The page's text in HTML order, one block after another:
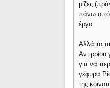
μίζες
πάνω από
έργο.
Αλλά το
για να
γέφυρα
της